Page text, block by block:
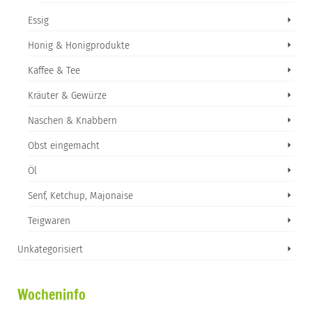
Essig
Honig & Honigprodukte
Kaffee & Tee
Kräuter & Gewürze
Naschen & Knabbern
Obst eingemacht
Öl
Senf, Ketchup, Majonaise
Teigwaren
Unkategorisiert
Wocheninfo